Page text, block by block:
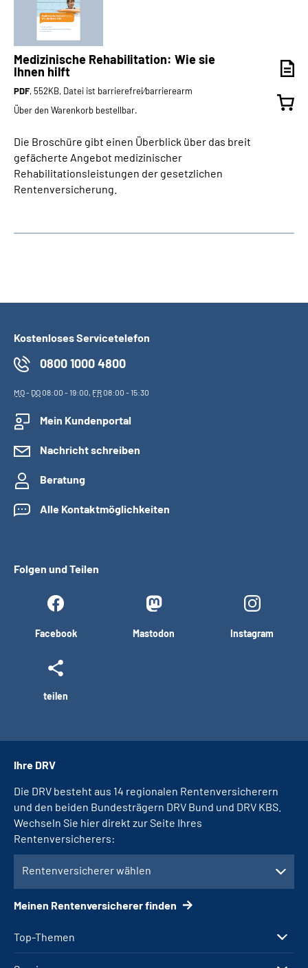
Medizinische Rehabilitation: Wie sie
Ihnen hilft
PDF, 552KB, Datei ist barrierefrei⁄barrierearm
Über den Warenkorb bestellbar.
Die Broschüre gibt einen Überblick über das breit
gefächerte Angebot medizinischer
Rehabilitationsleistungen der gesetzlichen
Rentenversicherung.
Kostenloses Servicetelefon
0800 1000 4800
MO- DO08:00 - 19:00, FR08:00 - 15:30
Mein Kundenportal
Nachricht schreiben
Beratung
Alle Kontaktmöglichkeiten
Folgen und Teilen
Facebook Mastodon Instagram
teilen
Top-Themen
Ihre DRV
Die DRV besteht aus 14 regionalen Rentenversicherern
und den beiden Bundesträgern DRV Bund und DRV KBS.
Wechseln Sie hier direkt zur Seite Ihres
Rentenversicherers:
Rentenversicherer wählen
Meinen Rentenversicherer finden